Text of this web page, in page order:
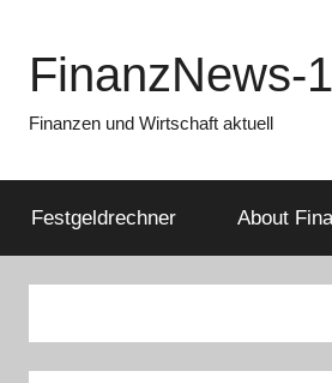
springen
FinanzNews-
Finanzen und Wirtschaft aktuell
Festgeldrechner About